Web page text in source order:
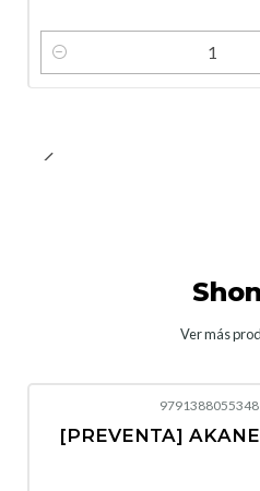
Cantidad
Ver más
No disponible
9791388055348
[PREVENTA]